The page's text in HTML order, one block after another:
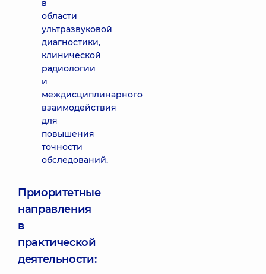
в
области
ультразвуковой
диагностики,
клинической
радиологии
и
междисциплинарного
взаимодействия
для
повышения
точности
обследований.
Приоритетные
направления
в
практической
деятельности: